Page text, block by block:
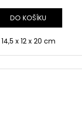
DO KOŠÍKU
14,5 x 12 x 20 cm